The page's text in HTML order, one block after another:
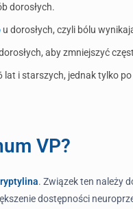
dorosłych.
u dorosłych, czyli bólu
aby zmniejszyć
lat i starszych, jednak tylko
VP?
. Związek ten należy
dostępności